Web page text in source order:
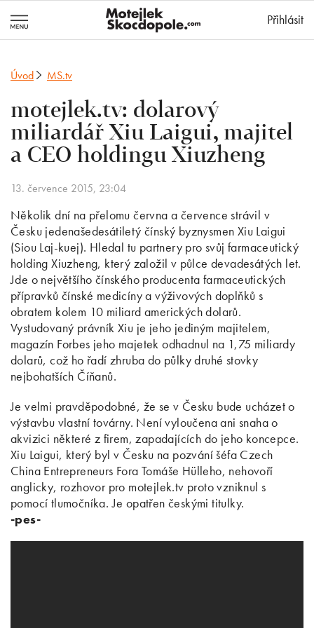
Přihlásit
Úvod MS.tv
motejlek.tv: dolarový
miliardář Xiu Laigui, majitel
a CEO holdingu Xiuzheng
13. července 2015, 23:04
Několik dní na přelomu června a července strávil v
Česku jedenašedesátiletý čínský byznysmen Xiu Laigui
(Siou Laj-kuej). Hledal tu partnery pro svůj farmaceutický
holding Xiuzheng, který založil v půlce devadesátých let.
Jde o největšího čínského producenta farmaceutických
přípravků čínské medicíny a výživových doplňků s
obratem kolem 10 miliard amerických dolarů.
Vystudovaný právník Xiu je jeho jediným majitelem,
magazín Forbes jeho majetek odhadnul na 1,75 miliardy
dolarů, což ho řadí zhruba do půlky druhé stovky
nejbohatších Číňanů.
Je velmi pravděpodobné, že se v Česku bude ucházet o
výstavbu vlastní továrny. Není vyloučena ani snaha o
akvizici některé z firem, zapadajících do jeho koncepce.
Xiu Laigui, který byl v Česku na pozvání šéfa Czech
China Entrepreneurs Fora Tomáše Hülleho, nehovoří
anglicky, rozhovor pro motejlek.tv proto vzniknul s
pomocí tlumočníka. Je opatřen českými titulky.
-pes-